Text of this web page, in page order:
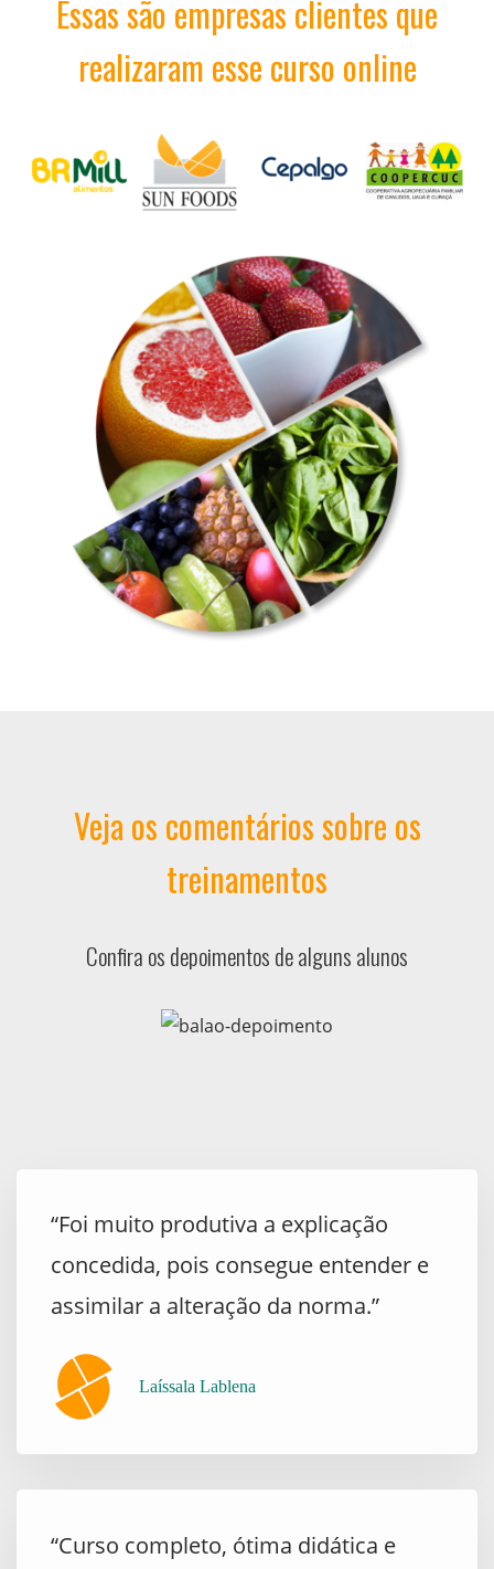
Essas são empresas clientes que
realizaram esse curso online
Veja os comentários sobre os
treinamentos
Confira os depoimentos de alguns alunos
“Foi muito produtiva a explicação
concedida, pois consegue entender e
assimilar a alteração da norma.”
Laíssala Lablena
“Curso completo, ótima didática e